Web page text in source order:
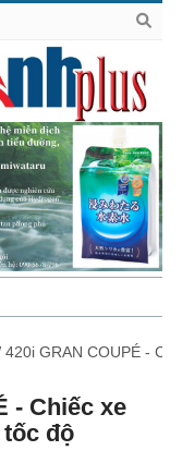
420i GRAN COUPÉ -
- Chiếc xe
độ